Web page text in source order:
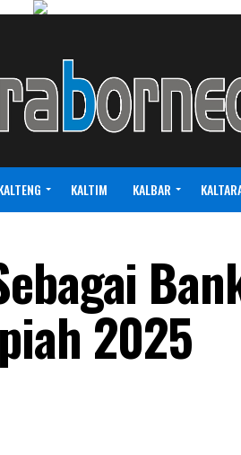
KALTIM KALBAR
2025